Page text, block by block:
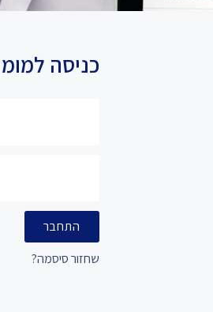
כניסה
התחבר
שחזור סיסמה?